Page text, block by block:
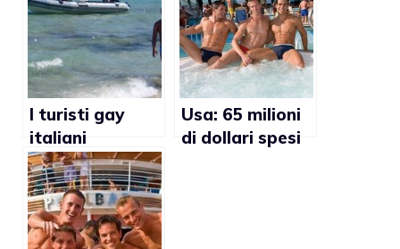
I turisti gay
italiani
sceglieranno il
loro Paese per
le vacanze
estive
Usa: 65 milioni
di dollari spesi